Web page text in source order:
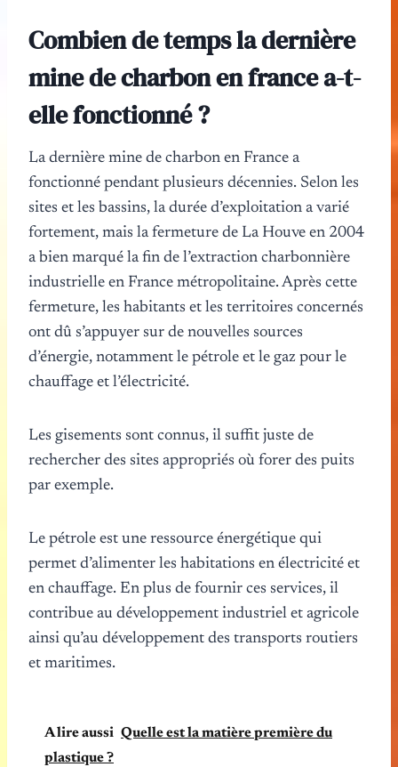
Combien de temps la dernière
mine de charbon en france a-t-
elle fonctionné ?
La dernière mine de charbon en France a
fonctionné pendant plusieurs décennies. Selon les
sites et les bassins, la durée d’exploitation a varié
fortement, mais la fermeture de La Houve en 2004
a bien marqué la fin de l’extraction charbonnière
industrielle en France métropolitaine. Après cette
fermeture, les habitants et les territoires concernés
ont dû s’appuyer sur de nouvelles sources
d’énergie, notamment le pétrole et le gaz pour le
chauffage et l’électricité.
Les gisements sont connus, il suffit juste de
rechercher des sites appropriés où forer des puits
par exemple.
Le pétrole est une ressource énergétique qui
permet d’alimenter les habitations en électricité et
en chauffage. En plus de fournir ces services, il
contribue au développement industriel et agricole
ainsi qu’au développement des transports routiers
et maritimes.
A lire aussi Quelle est la matière première du
plastique ?